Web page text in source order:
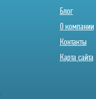
Блог
О компании
Контакты
Карта сайта